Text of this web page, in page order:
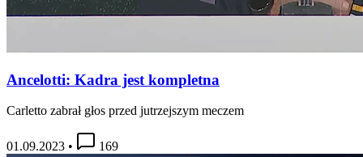
Ancelotti: Kadra jest kompletna
Carletto zabrał głos przed jutrzejszym meczem
01.09.2023 • 169